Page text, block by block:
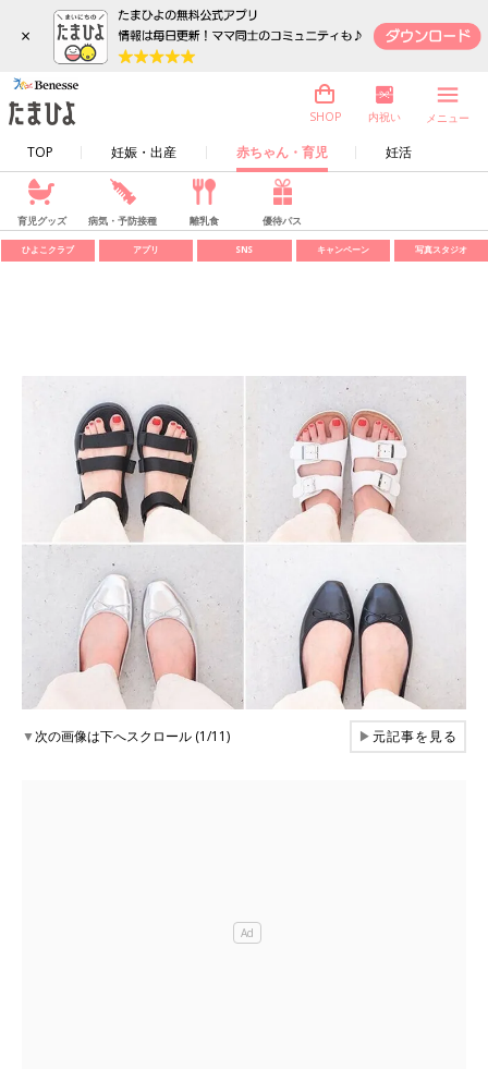
×
TOP 妊娠・出産 赤ちゃん・育児 妊活
SHOP 内祝い メニュー
育児グッズ 病気・予防接種 離乳食 優待パス
ひよこクラブ アプリ SNS キャンペーン 写真スタジオ
▼次の画像は下へスクロール (1/11) ▶元記事を見る